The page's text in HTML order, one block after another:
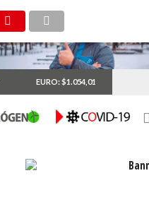
EURO: $1.054,01